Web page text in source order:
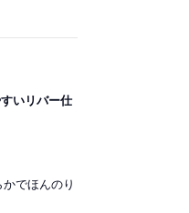
いリバー仕
でほんのり